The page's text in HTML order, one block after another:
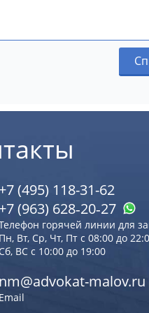
(495) 118-31-62
(963) 628‑20‑27
горячей линии для
Вт, Ср, Чт, Пт с 08:00 до
ВС с 10:00 до 19:00
malov.ru